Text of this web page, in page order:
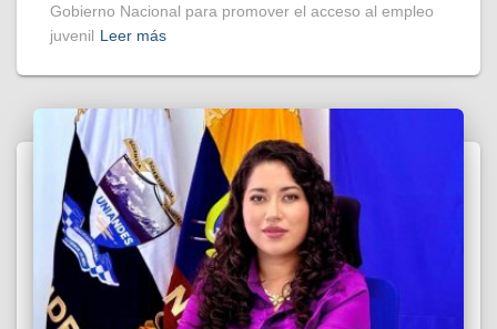
Gobierno Nacional para promover el acceso al empleo
juvenil Leer más